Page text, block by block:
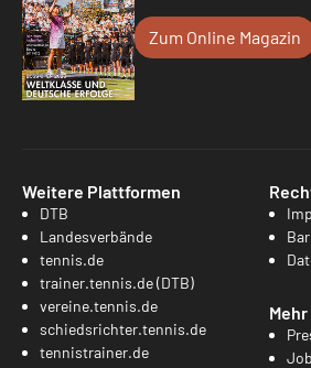
Zum Online Magazin
Weitere Plattformen
DTB
Landesverbände
tennis.de
trainer.tennis.de (DTB)
vereine.tennis.de
schiedsrichter.tennis.de
tennistrainer.de